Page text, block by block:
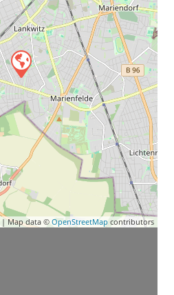
| Map data © OpenStreetMap contributors